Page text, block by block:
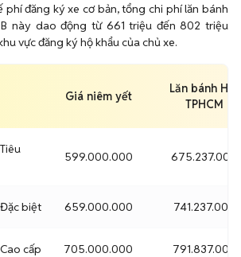
phí đăng ký xe cơ bản, tổng chi phí lăn bánh
B này dao động từ 661 triệu đến 802 triệu
vực đăng ký hộ khẩu của chủ xe.
Giá niêm yết
Lăn bánh HN,
TPHCM
599.000.000 675.237.000
biệt 659.000.000 741.237.000
cấp 705.000.000 791.837.000